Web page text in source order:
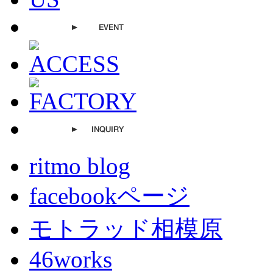
ritmo blog
facebookページ
モトラッド相模原
46works